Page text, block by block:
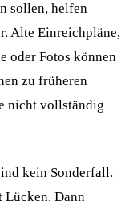
sollen, helfen
Alte Einreichpläne,
oder Fotos können
zu früheren
nicht vollständig
kein Sonderfall.
Lücken. Dann